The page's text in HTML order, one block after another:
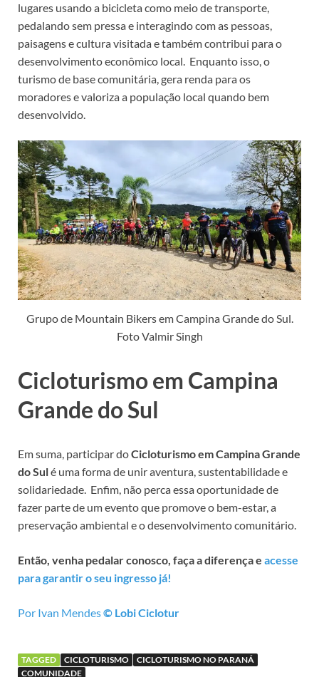
lugares usando a bicicleta como meio de transporte,
pedalando sem pressa e interagindo com as pessoas,
paisagens e cultura visitada e também contribui para o
desenvolvimento econômico local. Enquanto isso, o
turismo de base comunitária, gera renda para os
moradores e valoriza a população local quando bem
desenvolvido.
Grupo de Mountain Bikers em Campina Grande do Sul.
Foto Valmir Singh
Cicloturismo em Campina
Grande do Sul
Em suma, participar doCicloturismo em Campina Grande
do Sulé uma forma de unir aventura, sustentabilidade e
solidariedade. Enfim, não perca essa oportunidade de
fazer parte de um evento que promove o bem-estar, a
preservação ambiental e o desenvolvimento comunitário.
Então, venha pedalar conosco, faça a diferença e acesse
para garantir o seu ingresso já!
Por Ivan Mendes© Lobi Ciclotur
TAGGED CICLOTURISMO
CICLOTURISMO NO PARANÁ
COMUNIDADE